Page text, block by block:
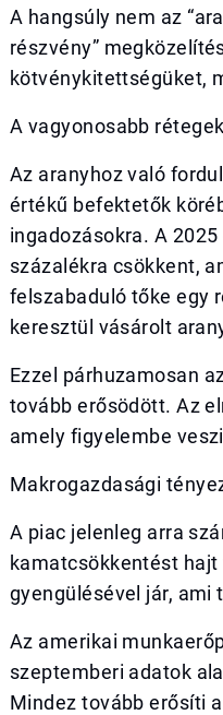
A hangsúly nem az
részvény”
kötvénykitettségüket,
A vagyonosabb
Az aranyhoz való
értékű befektetők
ingadozásokra. A
százalékra csökkent,
felszabaduló tőke egy
keresztül vásárolt
Ezzel párhuzamosan
tovább erősödött. Az
amely figyelembe
Makrogazdasági
A piac jelenleg arra
kamatcsökkentést
gyengülésével jár, ami
Az amerikai
szeptemberi adatok
Mindez tovább erősíti